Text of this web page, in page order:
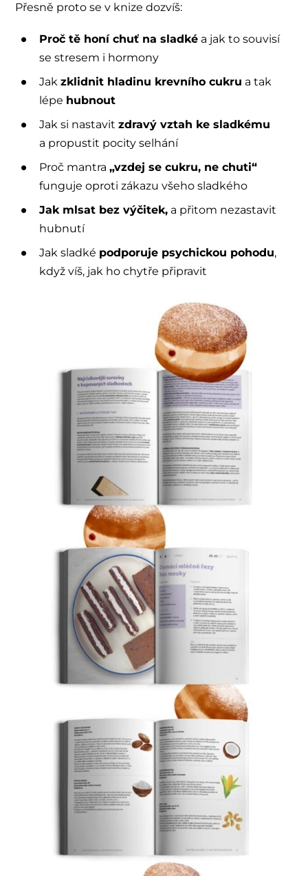
Přesně proto se v knize dozvíš:
Proč tě honí chuť na sladké a jak to souvisí
se stresem i hormony
Jakzklidnit hladinu krevního cukru a tak
lépe hubnout
Jak si nastavitzdravý vztah ke sladkému
a propustit pocity selhání
Proč mantra„vzdej se cukru, ne chuti“
funguje oproti zákazu všeho sladkého
Jak mlsat bez výčitek, a přitom nezastavit
hubnutí
Jak sladké podporuje psychickou pohodu,
když víš, jak ho chytře připravit